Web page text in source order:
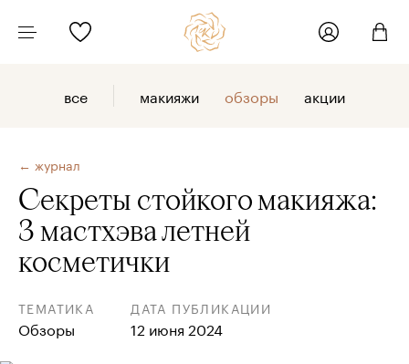
все макияжи обзоры акции
← журнал
Секреты стойкого макияжа:
3 мастхэва летней
косметички
ТЕМАТИКА
Обзоры
ДАТА ПУБЛИКАЦИИ
12 июня 2024